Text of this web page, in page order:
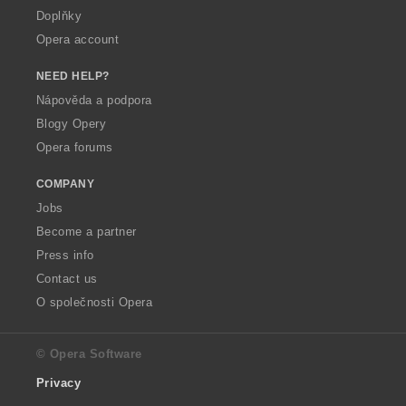
Doplňky
Opera account
NEED HELP?
Nápověda a podpora
Blogy Opery
Opera forums
COMPANY
Jobs
Become a partner
Press info
Contact us
O společnosti Opera
© Opera Software
Privacy